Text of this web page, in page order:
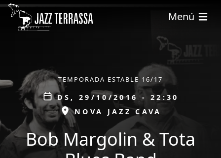
Vés al contingut
Menú
ÀMBIT TEMPORADA ESTABLE 16/17
Data
DS, 29/10/2016 - 22:30
ESPAI
NOVA JAZZ CAVA
Bob Margolin & Tota